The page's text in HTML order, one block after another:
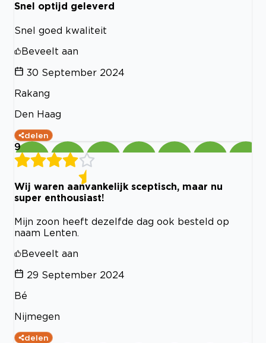
Snel optijd geleverd
Snel goed kwaliteit
Beveelt aan
30 September 2024
Rakang
Den Haag
delen
9
Wij waren aanvankelijk sceptisch, maar nu
super enthousiast!
Mijn zoon heeft dezelfde dag ook besteld op
naam Lenten.
Beveelt aan
29 September 2024
Bé
Nijmegen
delen